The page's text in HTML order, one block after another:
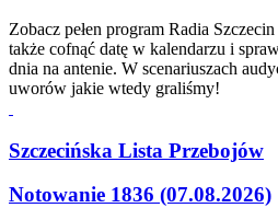
Zobacz pełen program Radia
także cofnąć datę w kalendarzu i
dnia na antenie. W scenariuszach
uworów jakie wtedy graliśmy!
Szczecińska Lista Przebojów
Notowanie 1836 (07.08.2026)